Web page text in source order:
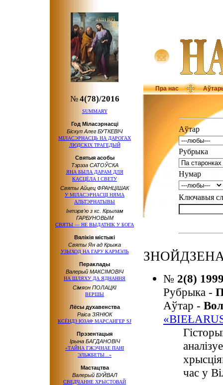
Пра нас
№4(78)/2016
SUMMARY
Год Міласэрнасці
Біскуп Алег БУТКЕВІЧ
МІЛАСЭРНАСЦЬ НА ДАРОГАХ
ЛЮДСКІХ ТРАГЕДЫЙ
Святыя асобы
Тэрэза САТОЎСКА
ЯНА БЫЛА ДАРАМ ДЛЯ
КАСЦЁЛА І СВЕТУ
Святы Айцец ФРАНЦІШАК
У МІЛАСЭРНАСЦІ НЯМА
АЛЬТЭРНАТЫВЫ
Інтэрв’ю з кс. Кірылам
ГАРБУНОВЫМ
СВЯТЫ — НЕ ВЫДАТНІК У БОГА
Вялікія містыкі
Святы Ян ад Крыжа
УЗЫХОД НА ГАРУ КАРМЭЛЬ
Пераклады
Валерый МАКСІМОВІЧ
НА ШЛЯХУ ДА ЯДНАННЯ
Сімяон ПОЛАЦКІ
ВЕРШЫ
Лёсы духавенства
Раіса ЗЯНЮК
КСЁНДЗ ЮЗАФ МАРСАНГЕР SJ
Прэзентацыя
Ірына БАГДАНОВІЧ
«ТАЙНА ГЖЭЧНАЕ ПАНІ
ЭЛЬЖБЕТЫ...»
Мастацтва
Валерый БУЙВАЛ
СВЕДЧАННЕ ХРЫСТОВАЙ
Аўтар
Рубрыка
Нумар
Ключавыя
№ 2(8)
Рубрыка -
Аўтар -
час у